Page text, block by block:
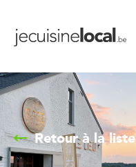
Retour à la liste